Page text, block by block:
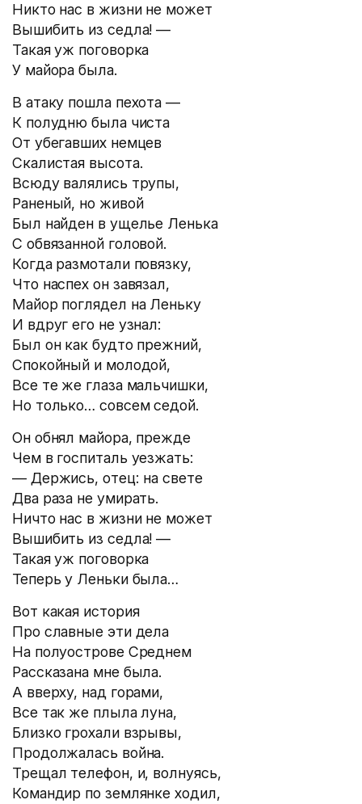
Никто нас в жизни не может
Вышибить из седла! —
Такая уж поговорка
У майора была.
В атаку пошла пехота —
К полудню была чиста
От убегавших немцев
Скалистая высота.
Всюду валялись трупы,
Раненый, но живой
Был найден в ущелье Ленька
С обвязанной головой.
Когда размотали повязку,
Что наспех он завязал,
Майор поглядел на Леньку
И вдруг его не узнал:
Был он как будто прежний,
Спокойный и молодой,
Все те же глаза мальчишки,
Но только… совсем седой.
Он обнял майора, прежде
Чем в госпиталь уезжать:
— Держись, отец: на свете
Два раза не умирать.
Ничто нас в жизни не может
Вышибить из седла! —
Такая уж поговорка
Теперь у Леньки была…
Вот какая история
Про славные эти дела
На полуострове Среднем
Рассказана мне была.
А вверху, над горами,
Все так же плыла луна,
Близко грохали взрывы,
Продолжалась война.
Трещал телефон, и, волнуясь,
Командир по землянке ходил,